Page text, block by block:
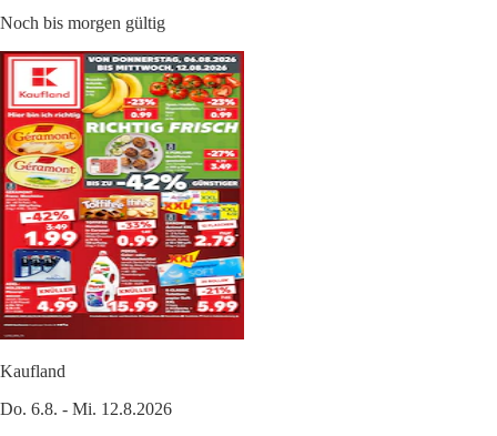
Noch bis morgen gültig
Kaufland
Do. 6.8. - Mi. 12.8.2026